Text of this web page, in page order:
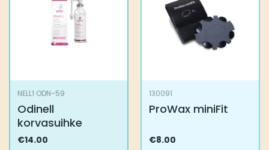
NELL1 ODN-59
Odinell
korvasuihke
€14.00
130091
ProWax miniFit
€8.00